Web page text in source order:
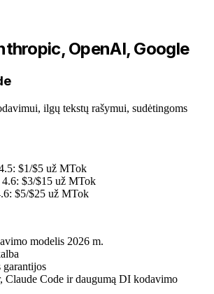
OpenAI, Google
ilgų tekstų rašymui, sudėtingoms
$1/$5 už MTok
4.6: $3/$15 už MTok
$5/$25 už MTok
modelis 2026 m.
garantijos
Claude Code ir daugumą DI kodavimo